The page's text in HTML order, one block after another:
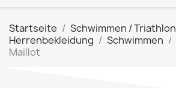
Startseite
Schwimmen / Triathlon
Herrenbekleidung
Schwimmen
Maillot